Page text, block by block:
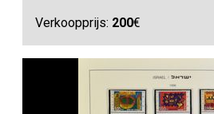
Verkoopprijs: 200€